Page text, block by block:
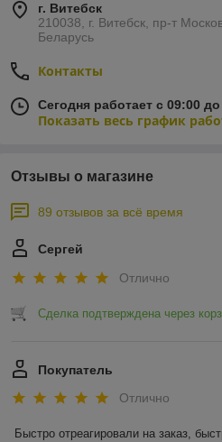
г. Витебск
210038, г. Витебск, пр-т
Беларусь
Контакты
Сегодня работает с 09:00
Показать весь график
Отзывы о магазине
89 отзывов за всё время
Сергей
Отлично
Сделка подтверждена через
Покупатель
Отлично
Быстро отреагировали на заказ,